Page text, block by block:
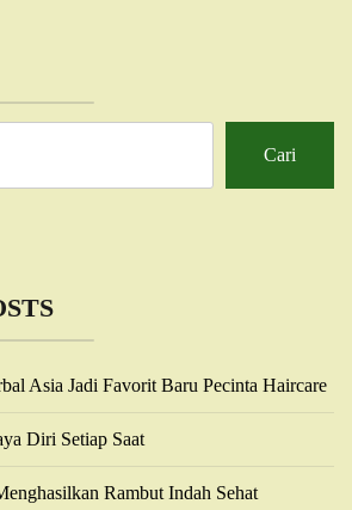
Cari
Asia Jadi Favorit Baru Pecinta Haircare
Diri Setiap Saat
Rambut Indah Sehat